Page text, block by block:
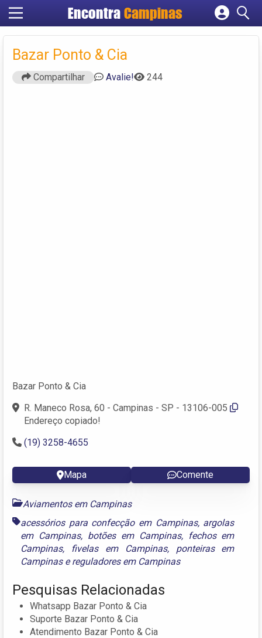
Encontra Campinas
Cadastrar empresa
Criar conta
Bazar Ponto & Cia
Compartilhar Avalie! 244
Bazar Ponto & Cia
R. Maneco Rosa, 60 - Campinas - SP - 13106-005
Endereço copiado!
(19) 3258-4655
Mapa Comente
Aviamentos em Campinas
acessórios para confecção em Campinas, argolas
em Campinas, botões em Campinas, fechos em
Campinas, fivelas em Campinas, ponteiras em
Campinasereguladores em Campinas
Pesquisas Relacionadas
Whatsapp Bazar Ponto & Cia
Suporte Bazar Ponto & Cia
Atendimento Bazar Ponto & Cia